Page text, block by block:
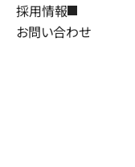
採用情報
お問い合わせ